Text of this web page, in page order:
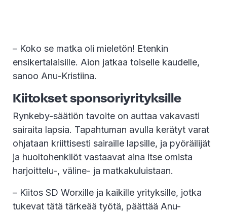
– Koko se matka oli mieletön! Etenkin
ensikertalaisille. Aion jatkaa toiselle kaudelle,
sanoo Anu-Kristiina.
Kiitokset sponsoriyrityksille
Rynkeby-säätiön tavoite on auttaa vakavasti
sairaita lapsia. Tapahtuman avulla kerätyt varat
ohjataan kriittisesti sairaille lapsille, ja pyöräilijät
ja huoltohenkilöt vastaavat aina itse omista
harjoittelu-, väline- ja matkakuluistaan.
– Kiitos SD Worxille ja kaikille yrityksille, jotka
tukevat tätä tärkeää työtä, päättää Anu-